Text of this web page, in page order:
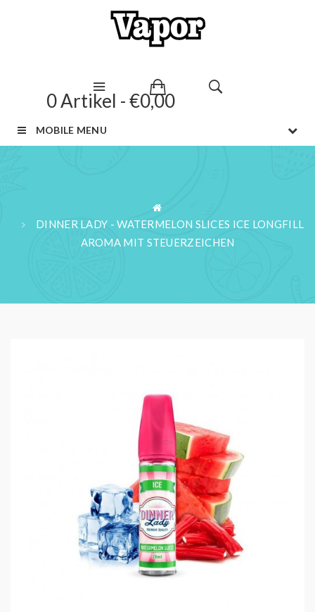
0 Artikel - €0,00
MOBILE MENU
DINNER LADY - WATERMELON SLICES ICE LONGFILL
AROMA MIT STEUERZEICHEN